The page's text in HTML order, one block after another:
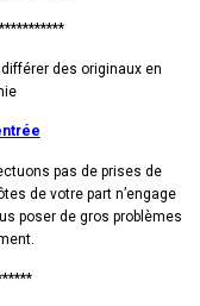
des originaux en
pas de prises de
de votre part n’engage
poser de gros problèmes